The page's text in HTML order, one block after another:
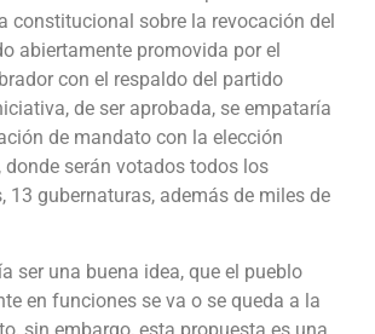
constitucional sobre la revocación del
abiertamente promovida por el
con el respaldo del partido
de ser aprobada, se empataría
de mandato con la elección
donde serán votados todos los
13 gubernaturas, además de miles de
ser una buena idea, que el pueblo
en funciones se va o se queda a la